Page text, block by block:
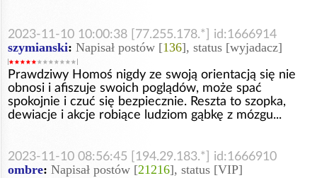
2023-11-10 10:00:38 [77.255.178.*] id:1666914
szymianski: Napisał postów [136], status [wyjadacz]
Prawdziwy Homoś nigdy ze swoją orientacją się nie
obnosi i afiszuje swoich poglądów, może spać
spokojnie i czuć się bezpiecznie. Reszta to szopka,
dewiacje i akcje robiące ludziom gąbkę z mózgu...
2023-11-10 08:56:45 [194.29.183.*] id:1666910
ombre: Napisał postów [21216], status [VIP]